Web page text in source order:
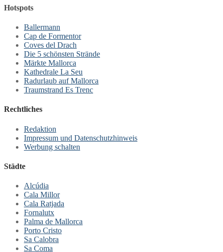
Hotspots
Ballermann
Cap de Formentor
Coves del Drach
Die 5 schönsten Strände
Märkte Mallorca
Kathedrale La Seu
Radurlaub auf Mallorca
Traumstrand Es Trenc
Rechtliches
Redaktion
Impressum und Datenschutzhinweis
Werbung schalten
Städte
Alcúdia
Cala Millor
Cala Ratjada
Fornalutx
Palma de Mallorca
Porto Cristo
Sa Calobra
Sa Coma